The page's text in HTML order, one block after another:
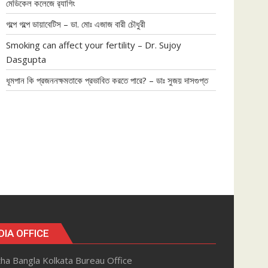
মেডিকেল কলেজে র‍্যাগিং
গল্পে গল্পে ডায়াবেটিস – ডা. মোঃ এজাজ বারী চৌধুরী
Smoking can affect your fertility – Dr. Sujoy
Dasgupta
ধূমপান কি প্রজননক্ষমতাকে প্রভাবিত করতে পারে? – ডাঃ সুজয় দাসগুপ্ত
OFFICE
Bangla Kolkata Bureau Office